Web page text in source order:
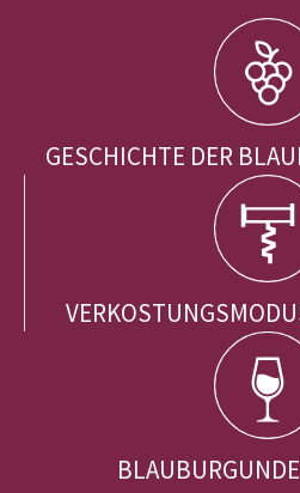
GESCHICHTE DER